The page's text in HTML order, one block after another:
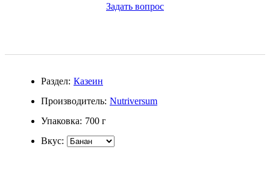
Щитовидная железа
Омега жиры
Задать вопрос
Раздел: Казеин
Производитель: Nutriversum
Упаковка: 700 г
Вкус: